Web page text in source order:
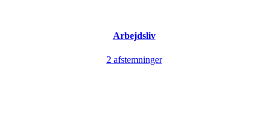
Arbejdsliv
2 afstemninger